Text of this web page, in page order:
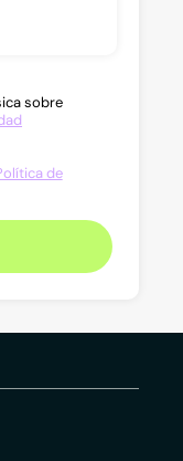
sobre
de